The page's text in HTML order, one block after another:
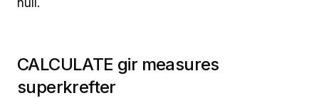
null.
CALCULATE gir measures
superkrefter